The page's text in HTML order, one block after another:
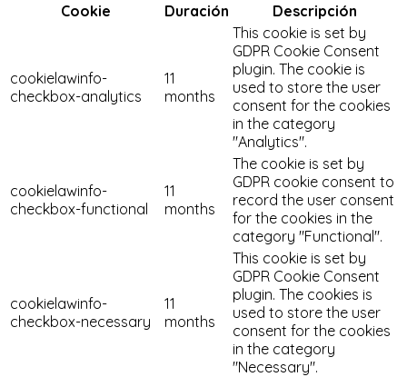
Cookie
Duración Descripción
cookielawinfo-
checkbox-analytics
11
months
This cookie is set by
GDPR Cookie Consent
plugin. The cookie is
used to store the user
consent for the cookies
in the category
"Analytics".
cookielawinfo-
checkbox-functional
11
months
The cookie is set by
GDPR cookie consent to
record the user consent
for the cookies in the
category "Functional".
cookielawinfo-
checkbox-necessary
11
months
This cookie is set by
GDPR Cookie Consent
plugin. The cookies is
used to store the user
consent for the cookies
in the category
"Necessary".